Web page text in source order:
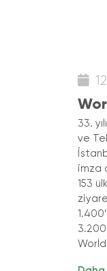
33.
ve
imza
153